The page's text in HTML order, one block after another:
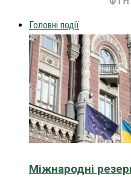
Головні події
Міжнародні